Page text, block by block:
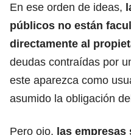
En ese orden de ideas,
públicos no están
directamente al
deudas contraídas por
este aparezca como
asumido la obligación
Pero ojo, las